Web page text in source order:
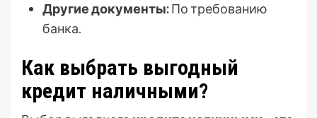
Другие документы:По требованию
банка.
Как выбрать выгодный
кредит наличными?